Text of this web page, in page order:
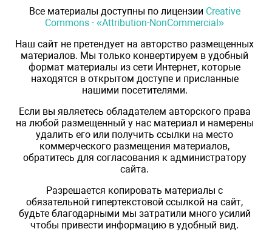
Все материалы доступны по лицензии Creative
Commons - «Attribution-NonCommercial»
Наш сайт не претендует на авторство размещенных
материалов. Мы только конвертируем в удобный
формат материалы из сети Интернет, которые
находятся в открытом доступе и присланные
нашими посетителями.
Если вы являетесь обладателем авторского права
на любой размещенный у нас материал и намерены
удалить его или получить ссылки на место
коммерческого размещения материалов,
обратитесь для согласования к администратору
сайта.
Разрешается копировать материалы с
обязательной гипертекстовой ссылкой на сайт,
будьте благодарными мы затратили много усилий
чтобы привести информацию в удобный вид.